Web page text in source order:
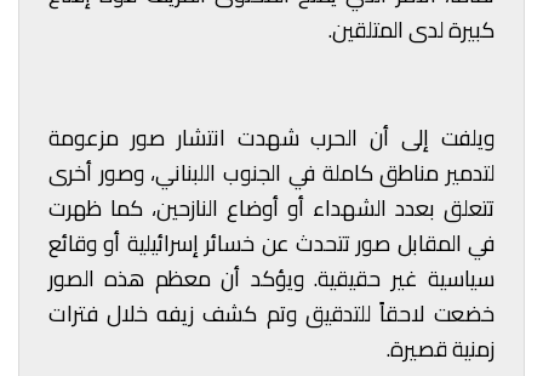
كبيرة لدى المتلقين.
ويلفت إلى أن الحرب شهدت انتشار صور مزعومة
لتدمير مناطق كاملة في الجنوب اللبناني، وصور أخرى
تتعلق بعدد الشهداء أو أوضاع النازحين، كما ظهرت
في المقابل صور تتحدث عن خسائر إسرائيلية أو وقائع
سياسية غير حقيقية. ويؤكد أن معظم هذه الصور
خضعت لاحقاً للتدقيق وتم كشف زيفه خلال فترات
زمنية قصيرة.